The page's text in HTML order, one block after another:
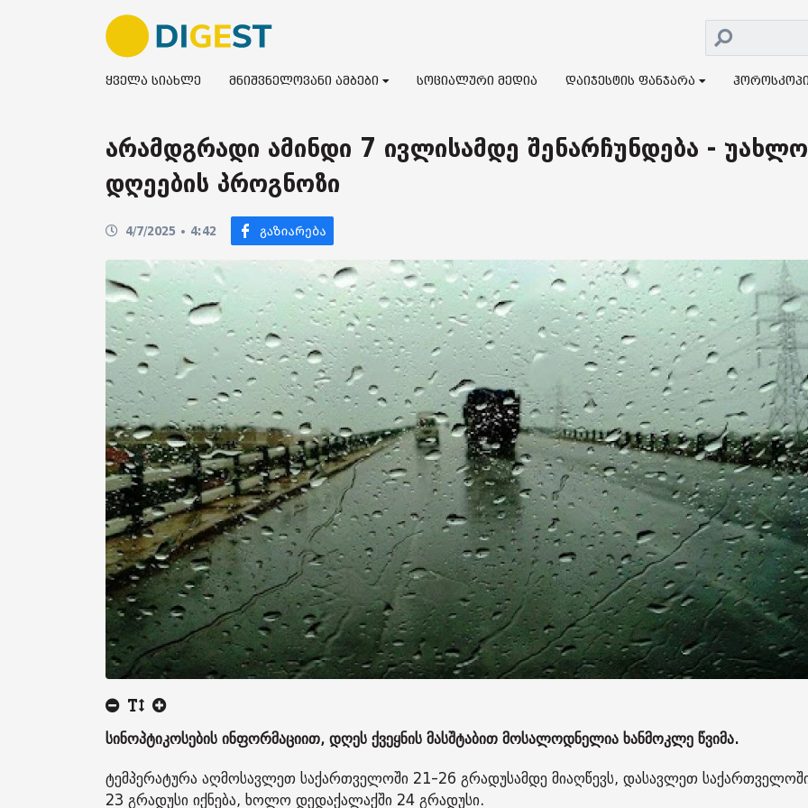
ყველა სიახლე მნიშვნელოვანი ამბები სოციალური მედია დაიჯესტის ფანჯარა
არამდგრადი ამინდი 7 ივლისამდე შენარჩუნდება -
დღეების პროგნოზი
4/7/2025 • 4:42
სინოპტიკოსების ინფორმაციით, დღეს ქვეყნის მასშტაბით მოსალოდნელია ხანმოკლე წვიმა.
ტემპერატურა აღმოსავლეთ საქართველოში 21-26 გრადუსამდე მიაღწევს, დასავლეთ
23 გრადუსი იქნება, ხოლო დედაქალაქში 24 გრადუსი.